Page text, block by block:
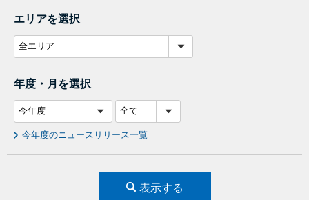
エリアを選択
年度・月を選択
今年度のニュースリリース一覧
表示する